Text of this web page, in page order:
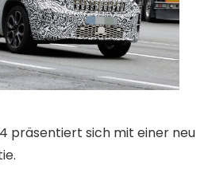
präsentiert sich mit einer neu